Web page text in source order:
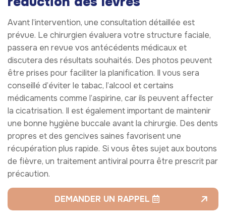
Avant l’intervention, une consultation détaillée est
prévue. Le chirurgien évaluera votre structure faciale,
passera en revue vos antécédents médicaux et
discutera des résultats souhaités. Des photos peuvent
être prises pour faciliter la planification. Il vous sera
conseillé d’éviter le tabac, l’alcool et certains
médicaments comme l’aspirine, car ils peuvent affecter
la cicatrisation. Il est également important de maintenir
une bonne hygiène buccale avant la chirurgie. Des dents
propres et des gencives saines favorisent une
récupération plus rapide. Si vous êtes sujet aux boutons
de fièvre, un traitement antiviral pourra être prescrit par
précaution.
DEMANDER UN RAPPEL